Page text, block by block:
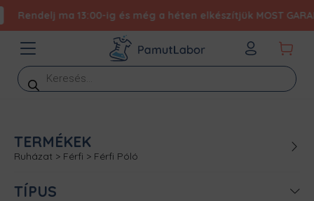
Rendelj ma 13:00-ig és még a héten elkészítjük MOST
Products
search
TERMÉKEK
Ruházat > Férfi > Férfi Póló
TÍPUS